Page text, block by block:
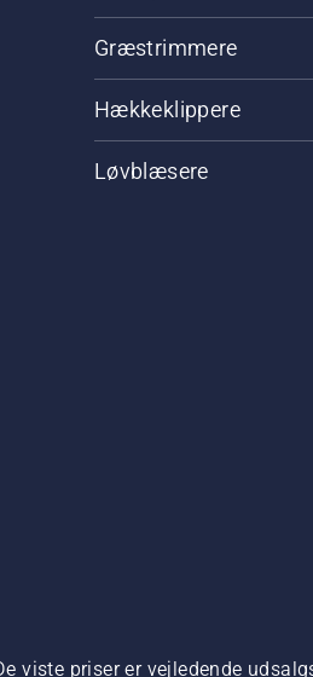
Græstrimmere
Hækkeklippere
Løvblæsere
viste priser er vejledende